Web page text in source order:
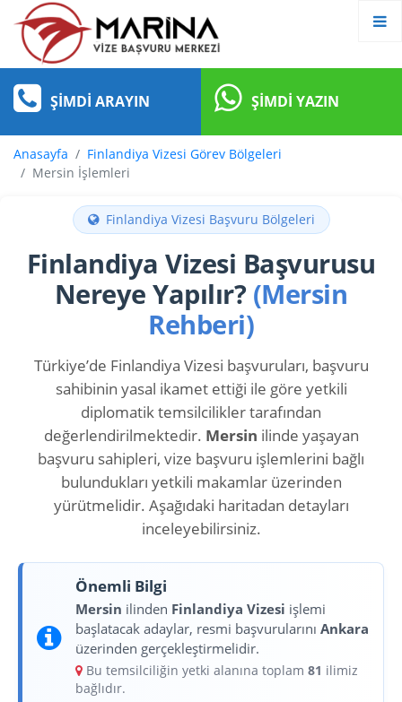
ŞIMDI ARAYIN ŞIMDI YAZIN
Anasayfa
Finlandiya Vizesi Görev Bölgeleri
Mersin İşlemleri
Finlandiya Vizesi Başvuru Bölgeleri
Finlandiya Vizesi Başvurusu
Nereye Yapılır? (Mersin
Rehberi)
Türkiye’de Finlandiya Vizesi başvuruları, başvuru
sahibinin yasal ikamet ettiği ile göre yetkili
diplomatik temsilcilikler tarafından
değerlendirilmektedir. Mersin ilinde yaşayan
başvuru sahipleri, vize başvuru işlemlerini bağlı
bulundukları yetkili makamlar üzerinden
yürütmelidir. Aşağıdaki haritadan detayları
inceleyebilirsiniz.
Önemli Bilgi
Mersin ilinden Finlandiya Vizesi işlemi
başlatacak adaylar, resmi başvurularını Ankara
üzerinden gerçekleştirmelidir.
Bu temsilciliğin yetki alanına toplam 81 ilimiz
bağlıdır.